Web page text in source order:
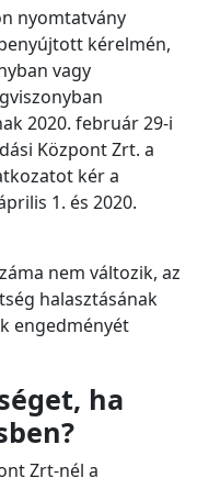
nyomtatvány
kérelmén,
vagy
2020. február 29-i
Központ Zrt. a
kér a
1. és 2020.
nem változik, az
halasztásának
engedményét
ha
Zrt-nél a